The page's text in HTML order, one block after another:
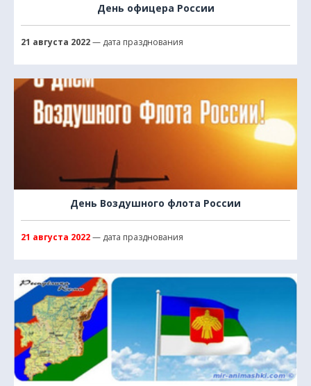
День офицера России
21 августа 2022— дата празднования
День Воздушного флота России
21 августа 2022— дата празднования